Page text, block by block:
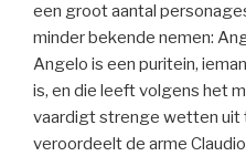
een groot aantal
minder bekende nemen:
Angelo is een puritein,
is, en die leeft volgens het
vaardigt strenge wetten uit
veroordeelt de arme